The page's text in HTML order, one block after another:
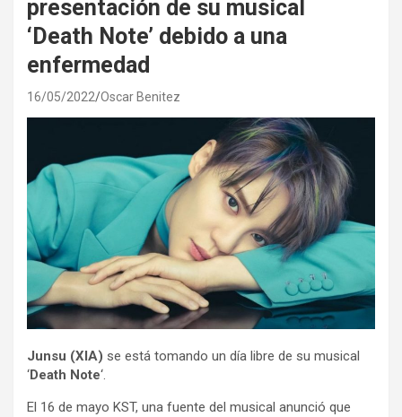
presentación de su musical
‘Death Note’ debido a una
enfermedad
16/05/2022 Oscar Benitez
Junsu (XIA) se está tomando un día libre de su musical
‘Death Note‘.
El 16 de mayo KST, una fuente del musical anunció que